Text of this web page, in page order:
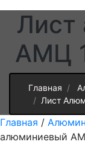
Лист
АМЦ
Главная
Лист
Главная /
алюминиевый